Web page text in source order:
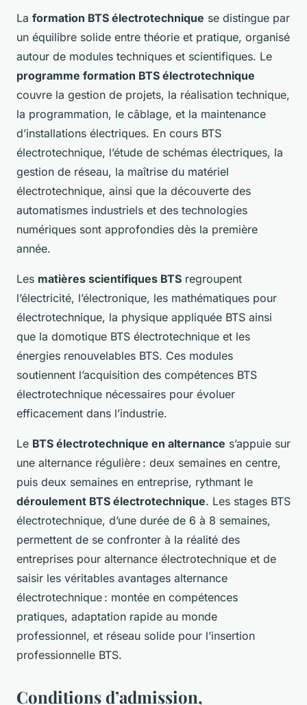
La formation BTS électrotechnique se distingue par
un équilibre solide entre théorie et pratique, organisé
autour de modules techniques et scientifiques. Le
programme formation BTS électrotechnique
couvre la gestion de projets, la réalisation technique,
la programmation, le câblage, et la maintenance
d’installations électriques. En cours BTS
électrotechnique, l’étude de schémas électriques, la
gestion de réseau, la maîtrise du matériel
électrotechnique, ainsi que la découverte des
automatismes industriels et des technologies
numériques sont approfondies dès la première
année.
Les matières scientifiques BTS regroupent
l’électricité, l’électronique, les mathématiques pour
électrotechnique, la physique appliquée BTS ainsi
que la domotique BTS électrotechnique et les
énergies renouvelables BTS. Ces modules
soutiennent l’acquisition des compétences BTS
électrotechnique nécessaires pour évoluer
efficacement dans l’industrie.
Le BTS électrotechnique en alternance s’appuie sur
une alternance régulière : deux semaines en centre,
puis deux semaines en entreprise, rythmant le
déroulement BTS électrotechnique. Les stages BTS
électrotechnique, d’une durée de 6 à 8 semaines,
permettent de se confronter à la réalité des
entreprises pour alternance électrotechnique et de
saisir les véritables avantages alternance
électrotechnique : montée en compétences
pratiques, adaptation rapide au monde
professionnel, et réseau solide pour l’insertion
professionnelle BTS.
Conditions d’admission,